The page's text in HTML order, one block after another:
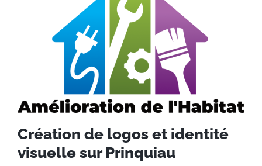
Création de logos et identité
visuelle sur Prinquiau